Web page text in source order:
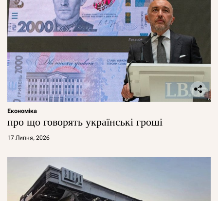
Економіка
про що говорять українські гроші
17 Липня, 2026